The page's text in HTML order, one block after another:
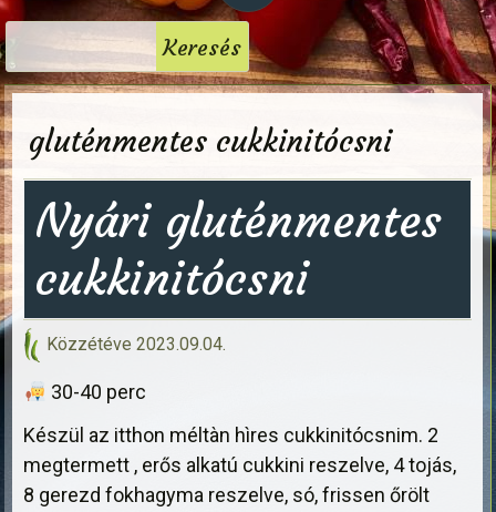
gluténmentes cukkinitócsni
Nyári gluténmentes
cukkinitócsni
Közzétéve 2023.09.04.
30-40 perc
Készül az itthon méltàn hìres cukkinitócsnim. 2
megtermett , erős alkatú cukkini reszelve, 4 tojás,
8 gerezd fokhagyma reszelve, só, frissen őrölt